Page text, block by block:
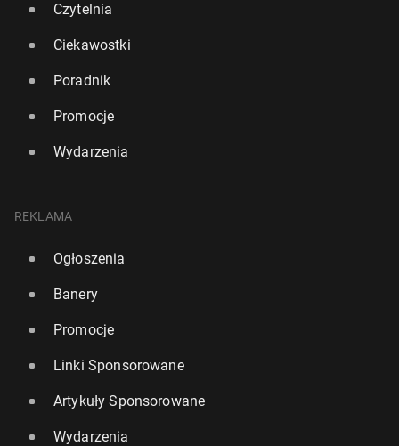
Czytelnia
Ciekawostki
Poradnik
Promocje
Wydarzenia
REKLAMA
Ogłoszenia
Banery
Promocje
Linki Sponsorowane
Artykuły Sponsorowane
Wydarzenia